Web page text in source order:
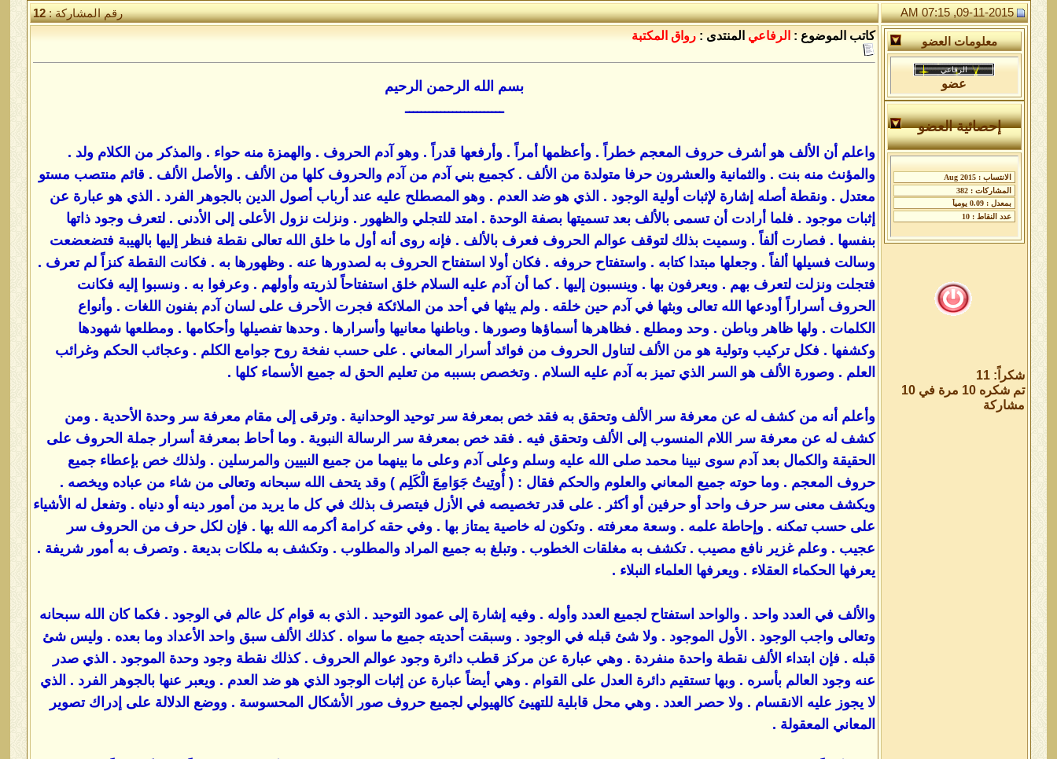
09-11-2015, 07:15 AM رقم المشاركة :12
معلومات العضو
عضو
إحصائية العضو
شكراً: 11
تم شكره 10 مرة في 10
مشاركة
كاتب الموضوع : الرفاعي المنتدى : رواق المكتبة
بسم الله الرحمن الرحيم
ـــــــــــــــــــــــــ
واعلم أن الألف هو أشرف حروف المعجم خطراً . وأعظمها أمراً . وأرفعها قدراً . وهو آدم الحروف . والهمزة منه حواء . والمذكر من الكلام ولد .
والمؤنث منه بنت . والثمانية والعشرون حرفا متولدة من الألف . كجميع بني آدم من آدم والحروف كلها من الألف . والأصل الألف . قائم منتصب مستو
معتدل . ونقطة أصله إشارة لإثبات أولية الوجود . الذي هو ضد العدم . وهو المصطلح عليه عند أرباب أصول الدين بالجوهر الفرد . الذي هو عبارة عن
إثبات موجود . فلما أرادت أن تسمى بالألف بعد تسميتها بصفة الوحدة . امتد للتجلي والظهور . ونزلت نزول الأعلى إلى الأدنى . لتعرف وجود ذاتها
بنفسها . فصارت ألفاً . وسميت بذلك لتوقف عوالم الحروف فعرف بالألف . فإنه روى أنه أول ما خلق الله تعالى نقطة فنظر إليها بالهيبة فتضعضعت
وسالت فسيلها ألفاً . وجعلها مبتدا كتابه . واستفتاح حروفه . فكان أولا استفتاح الحروف به لصدورها عنه . وظهورها به . فكانت النقطة كنزاً لم تعرف .
فتجلت ونزلت لتعرف بهم . ويعرفون بها . وينسبون إليها . كما أن آدم عليه السلام خلق استفتاحاً لذريته وأولهم . وعرفوا به . ونسبوا إليه فكانت
الحروف أسراراً أودعها الله تعالى وبثها في آدم حين خلقه . ولم يبثها في أحد من الملائكة فجرت الأحرف على لسان آدم بفنون اللغات . وأنواع
الكلمات . ولها ظاهر وباطن . وحد ومطلع . فظاهرها أسماؤها وصورها . وباطنها معانيها وأسرارها . وحدها تفصيلها وأحكامها . ومطلعها شهودها
وكشفها . فكل تركيب وتولية هو من الألف لتناول الحروف من فوائد أسرار المعاني . على حسب نفخة روح جوامع الكلم . وعجائب الحكم وغرائب
العلم . وصورة الألف هو السر الذي تميز به آدم عليه السلام . وتخصص بسببه من تعليم الحق له جميع الأسماء كلها .
وأعلم أنه من كشف له عن معرفة سر الألف وتحقق به فقد خص بمعرفة سر توحيد الوحدانية . وترقى إلى مقام معرفة سر وحدة الأحدية . ومن
كشف له عن معرفة سر اللام المنسوب إلى الألف وتحقق فيه . فقد خص بمعرفة سر الرسالة النبوية . وما أحاط بمعرفة أسرار جملة الحروف على
الحقيقة والكمال بعد آدم سوى نبينا محمد صلى الله عليه وسلم وعلى آدم وعلى ما بينهما من جميع النبيين والمرسلين . ولذلك خص بإعطاء جميع
حروف المعجم . وما حوته جميع المعاني والعلوم والحكم فقال : ( أُوتِيتُ جَوَامِعَ الْكَلِم ) وقد يتحف الله سبحانه وتعالى من شاء من عباده ويخصه .
ويكشف معنى سر حرف واحد أو حرفين أو أكثر . على قدر تخصيصه في الأزل فيتصرف بذلك في كل ما يريد من أمور دينه أو دنياه . وتفعل له الأشياء
على حسب تمكنه . وإحاطة علمه . وسعة معرفته . وتكون له خاصية يمتاز بها . وفي حقه كرامة أكرمه الله بها . فإن لكل حرف من الحروف سر
عجيب . وعلم غزير نافع مصيب . تكشف به مغلقات الخطوب . وتبلغ به جميع المراد والمطلوب . وتكشف به ملكات بديعة . وتصرف به أمور شريفة .
يعرفها الحكماء العقلاء . ويعرفها العلماء النبلاء .
والألف في العدد واحد . والواحد استفتاح لجميع العدد وأوله . وفيه إشارة إلى عمود التوحيد . الذي به قوام كل عالم في الوجود . فكما كان الله سبحانه
وتعالى واجب الوجود . الأول الموجود . ولا شئ قبله في الوجود . وسبقت أحديته جميع ما سواه . كذلك الألف سبق واحد الأعداد وما بعده . وليس شئ
قبله . فإن ابتداء الألف نقطة واحدة منفردة . وهي عبارة عن مركز قطب دائرة وجود عوالم الحروف . كذلك نقطة وجود وحدة الموجود . الذي صدر
عنه وجود العالم بأسره . وبها تستقيم دائرة العدل على القوام . وهي أيضاً عبارة عن إثبات الوجود الذي هو ضد العدم . ويعبر عنها بالجوهر الفرد . الذي
لا يجوز عليه الانقسام . ولا حصر العدد . وهي محل قابلية للتهيئ كالهيولي لجميع حروف صور الأشكال المحسوسة . ووضع الدلالة على إدراك تصوير
المعاني المعقولة .